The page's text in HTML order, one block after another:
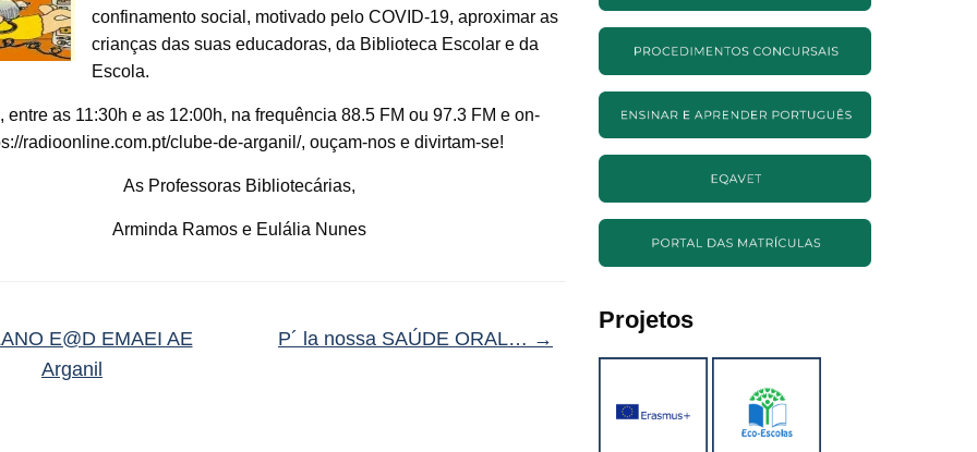
confinamento social, motivado pelo COVID-19, aproximar as
crianças das suas educadoras, da Biblioteca Escolar e da
Escola.
entre as 11:30h e as 12:00h, na frequência 88.5 FM ou 97.3 FM e on-
radioonline.com.pt/clube-de-arganil/, ouçam-nos e divirtam-se!
As Professoras Bibliotecárias,
Arminda Ramos e Eulália Nunes
E@D EMAEI AE
Arganil
P´ la nossa SAÚDE ORAL… →
Projetos